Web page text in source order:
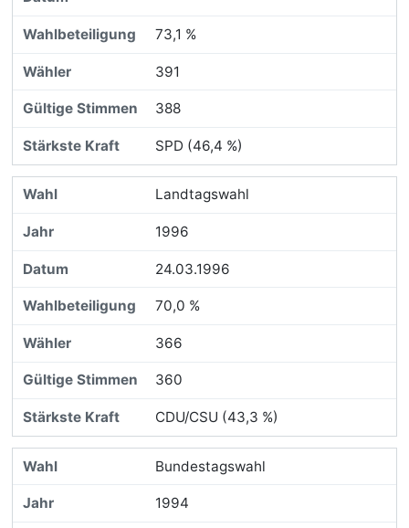
73,1 %
391
388
SPD (46,4 %)
Landtagswahl
1996
24.03.1996
70,0 %
366
360
CDU/CSU (43,3 %)
Bundestagswahl
1994